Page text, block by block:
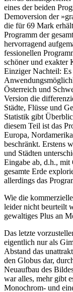
eines der beiden
Demoversion der
die für 69 Mark
Programm der
hervorragend
fessionellen
schöner und exakter
Einziger Nachteil:
Österreich und
Version die
Städte, Flüsse und
Statistik gibt
diesem Teil ist das
Europa,
beschränkt. Erstens
und Städten
Eingabe ab, d.h., mit
gesamte Erde
allerdings das
Wie die
leider nicht beurteilt
gewaltiges Plus an
Das letzte
eigentlich nur als
Abstand das
den Globus dar,
Neuaufbau des
war alles, mehr gibt
Monochrom- und